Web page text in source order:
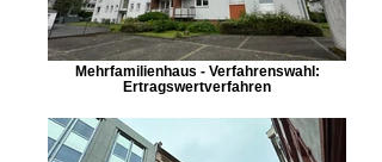
Mehrfamilienhaus - Verfahrenswahl:
Ertragswertverfahren